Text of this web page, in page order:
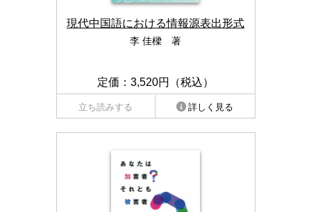
現代中国語における情報源表出形式
李 佳樑 著
定価：3,520円（税込）
立ち読みする 詳しく見る